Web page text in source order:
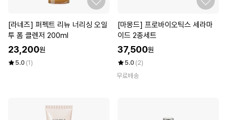
[라네즈] 퍼펙트 리뉴 너리싱 오일
투 폼 클렌저 200ml
23,200원
5.0 (1)
[마몽드] 프로바이오틱스 세라마
이드 2종세트
37,500원
5.0 (2)
무료배송